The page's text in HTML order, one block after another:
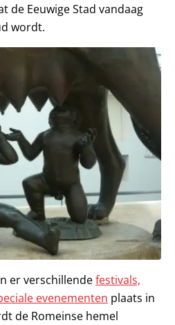
de Eeuwige Stad vandaag
wordt.
er verschillendefestivals,
evenementen plaats in
de Romeinse hemel